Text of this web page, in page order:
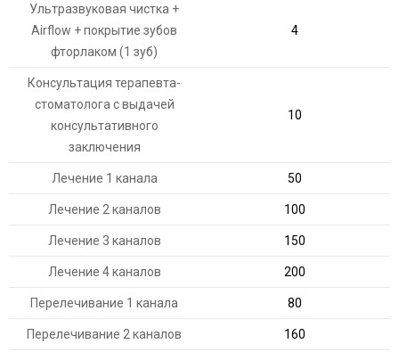
Ультразвуковая чистка +
Airflow + покрытие зубов
фторлаком (1 зуб)
4
Консультация терапевта-
стоматолога с выдачей
консультативного
заключения
10
Лечение 1 канала 50
Лечение 2 каналов 100
Лечение 3 каналов 150
Лечение 4 каналов 200
Перелечивание 1 канала 80
Перелечивание 2 каналов 160